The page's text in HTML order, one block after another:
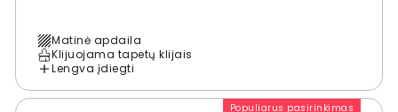
Matinė apdaila
Klijuojama tapetų klijais
Lengva įdiegti
Populiarus pasirinkimas